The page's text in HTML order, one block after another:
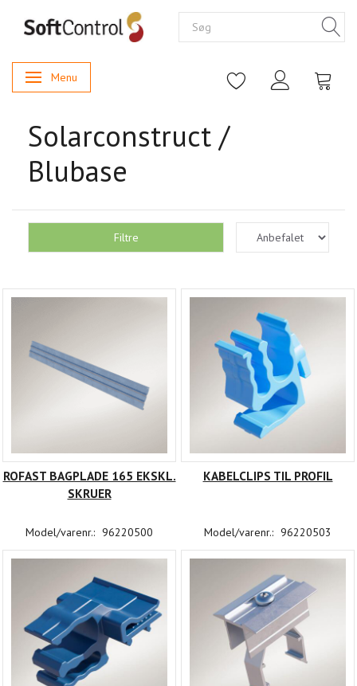
Skifte navigation
Menu
Solarconstruct /
Blubase
Filtre
ROFAST BAGPLADE 165 EKSKL.
SKRUER
Model/varenr.: 96220500
KABELCLIPS TIL PROFIL
Model/varenr.: 96220503